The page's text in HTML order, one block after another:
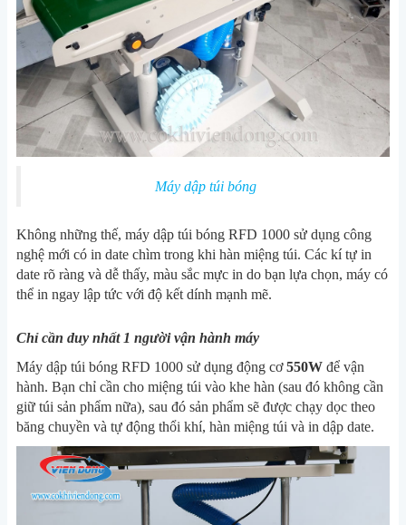
Máy dập túi bóng
Không những thế, máy dập túi bóng RFD 1000 sử dụng công
nghệ mới có in date chìm trong khi hàn miệng túi. Các kí tự in
date rõ ràng và dễ thấy, màu sắc mực in do bạn lựa chọn, máy có
thể in ngay lập tức với độ kết dính mạnh mẽ.
Chỉ cần duy nhất 1 người vận hành máy
Máy dập túi bóng RFD 1000 sử dụng động cơ550W để vận
hành. Bạn chỉ cần cho miệng túi vào khe hàn (sau đó không cần
giữ túi sản phẩm nữa), sau đó sản phẩm sẽ được chạy dọc theo
băng chuyền và tự động thổi khí, hàn miệng túi và in dập date.